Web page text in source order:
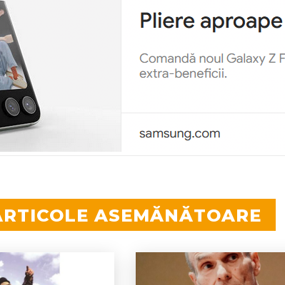
ASEMĂNĂTOARE